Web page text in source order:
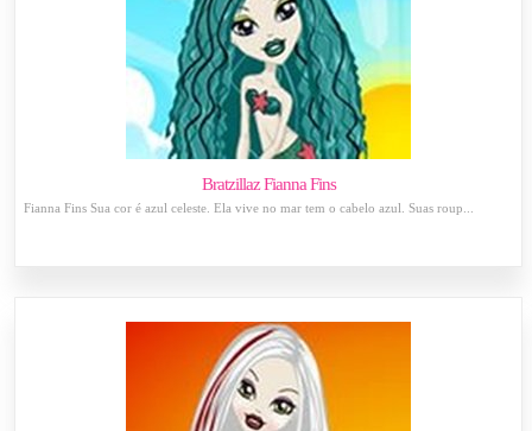
Bratzillaz Fianna Fins
Fianna Fins Sua cor é azul celeste. Ela vive no mar tem o cabelo azul. Suas roup...